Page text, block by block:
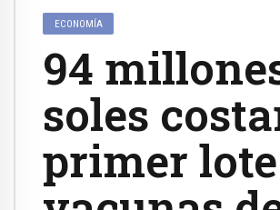
ECONOMÍA
94
soles
primer